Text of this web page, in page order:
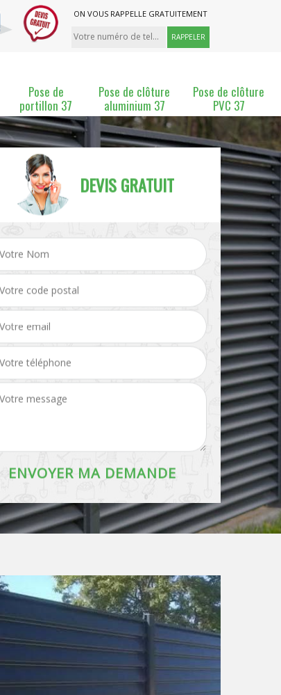
ON VOUS RAPPELLE GRATUITEMENT
Pose de
portillon 37
Pose de clôture
aluminium 37
Pose de clôture
PVC 37
Pose et changement de Pose de grillage 37
DEVIS GRATUIT